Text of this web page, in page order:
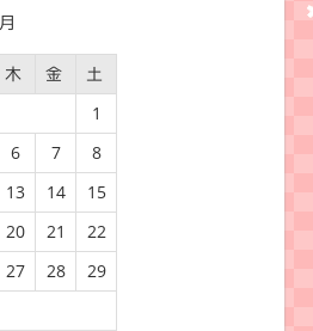
木 金
土
1
6 7
8
13 14
15
20 21
22
27 28
29